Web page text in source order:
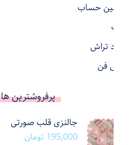
ماشین حساب
ماگ
مداد تراش
مینی فن
پرفروشترین ها
جالنزی قلب صورتی
195,000 تومان